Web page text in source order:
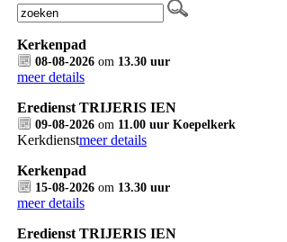
Kerkenpad
08-08-2026 om 13.30 uur
meer details
Eredienst TRIJERIS IEN
09-08-2026 om 11.00 uur Koepelkerk
Kerkdienstmeer details
Kerkenpad
15-08-2026 om 13.30 uur
meer details
Eredienst TRIJERIS IEN